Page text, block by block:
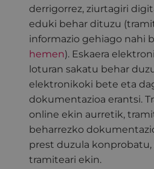
derrigorrez, ziurtagiri
eduki behar dituzu
informazio gehiago nahi
hemen). Eskaera
loturan sakatu behar
elektronikoki bete eta
dokumentazioa erantsi.
online ekin aurretik,
beharrezko
prest duzula konprobatu,
tramiteari ekin.